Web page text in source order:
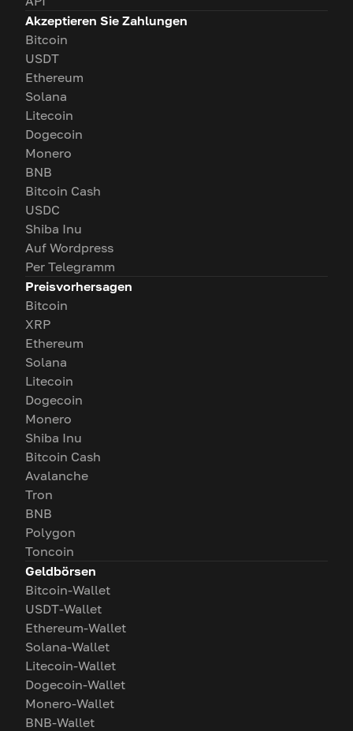
Akzeptieren Sie Zahlungen
Bitcoin
USDT
Ethereum
Solana
Litecoin
Dogecoin
Monero
BNB
Bitcoin Cash
USDC
Shiba Inu
Auf Wordpress
Per Telegramm
Preisvorhersagen
Bitcoin
XRP
Ethereum
Solana
Litecoin
Dogecoin
Monero
Shiba Inu
Bitcoin Cash
Avalanche
Tron
BNB
Polygon
Toncoin
Geldbörsen
Bitcoin-Wallet
USDT-Wallet
Ethereum-Wallet
Solana-Wallet
Litecoin-Wallet
Dogecoin-Wallet
Monero-Wallet
BNB-Wallet